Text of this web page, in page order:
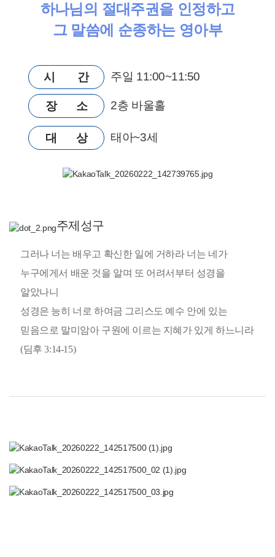
하나님의 절대주권을 인정하고
그 말씀에 순종하는 영아부
시 간 주일 11:00~11:50
장 소 2층 바울홀
대 상 태아~3세
주제성구
그러나 너는 배우고 확신한 일에 거하라 너는 네가
누구에게서 배운 것을 알며 또 어려서부터 성경을
알았나니
성경은 능히 너로 하여금 그리스도 예수 안에 있는
믿음으로 말미암아 구원에 이르는 지혜가 있게 하느니라
(딤후 3:14-15)